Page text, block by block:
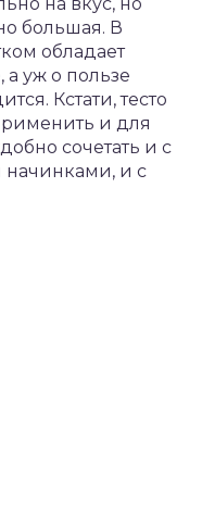
большая. В
обладает
уж о пользе
Кстати, тесто
и для
сочетать и с
и с